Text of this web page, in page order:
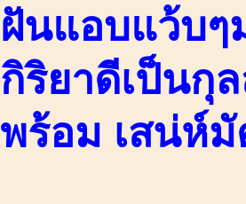
ฝันแอบแว้บๆ
กิริยาดีเป็นกุ
พร้อม เสน่ห์